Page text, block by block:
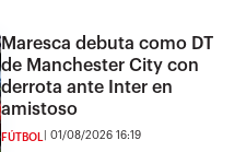
Maresca debuta como DT
de Manchester City con
derrota ante Inter en
amistoso
FÚTBOL 01/08/2026 16:19